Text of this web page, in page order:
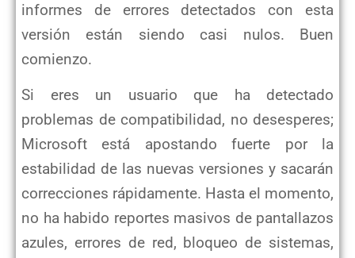
informes de errores detectados con esta
versión están siendo casi nulos. Buen
comienzo.
Si eres un usuario que ha detectado
problemas de compatibilidad, no desesperes;
Microsoft está apostando fuerte por la
estabilidad de las nuevas versiones y sacarán
correcciones rápidamente. Hasta el momento,
no ha habido reportes masivos de pantallazos
azules, errores de red, bloqueo de sistemas,